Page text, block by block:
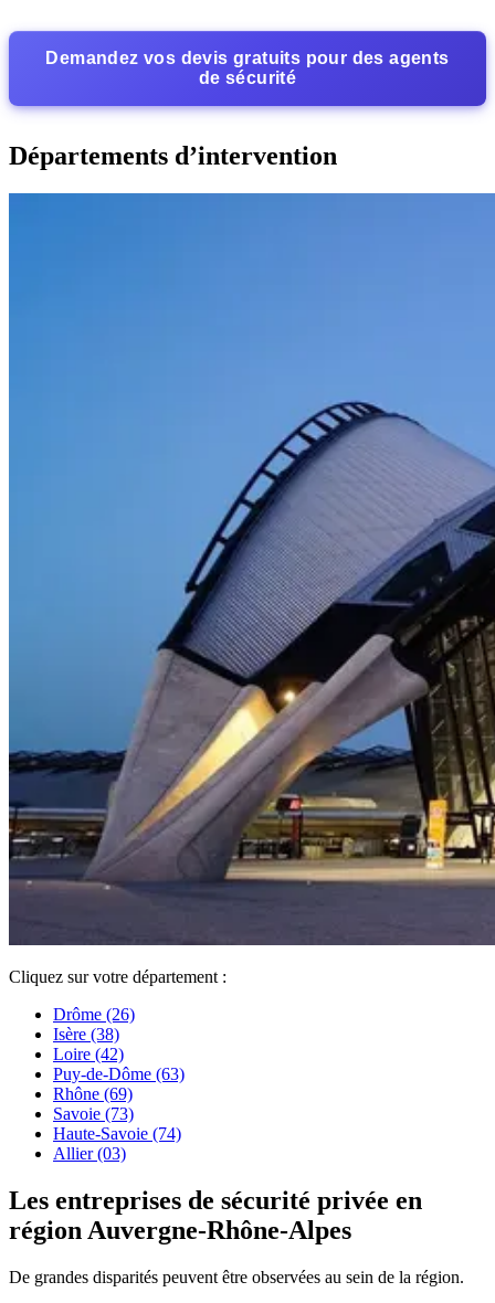
Demandez vos devis gratuits pour des agents
de sécurité
Départements d’intervention
Cliquez sur votre département :
Drôme (26)
Isère (38)
Loire (42)
Puy-de-Dôme (63)
Rhône (69)
Savoie (73)
Haute-Savoie (74)
Allier (03)
Les entreprises de sécurité privée en
région Auvergne-Rhône-Alpes
De grandes disparités peuvent être observées au sein de la région.